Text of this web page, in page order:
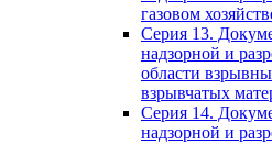
газовом
Серия 13.
надзорной и
области
взрывчатых
Серия 14.
надзорной и